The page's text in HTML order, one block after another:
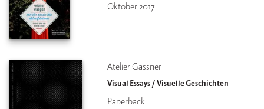
Oktober 2017
Atelier Gassner
Visual Essays / Visuelle Geschichten
Paperback